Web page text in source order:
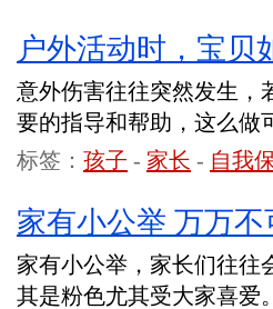
户外活动时，宝贝
意外伤害往往突然发生，
要的指导和帮助，这么做
标签： 孩子 - 家长 - 自我
家有小公举 万万不
家有小公举，家长们往往
其是粉色尤其受大家喜爱